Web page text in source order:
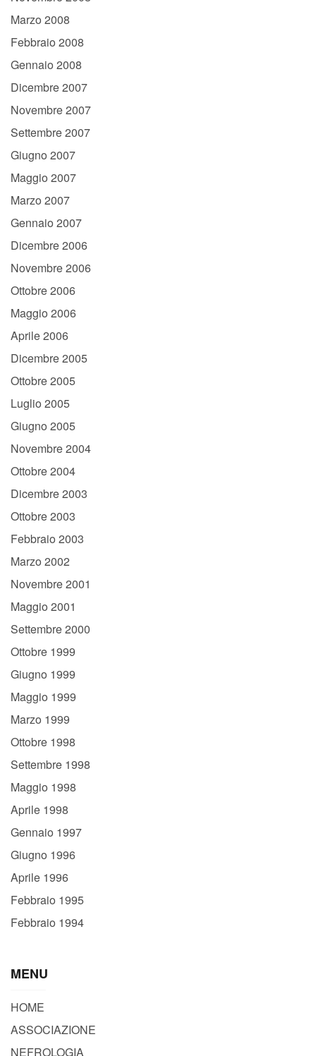
Marzo 2008
Febbraio 2008
Gennaio 2008
Dicembre 2007
Novembre 2007
Settembre 2007
Giugno 2007
Maggio 2007
Marzo 2007
Gennaio 2007
Dicembre 2006
Novembre 2006
Ottobre 2006
Maggio 2006
Aprile 2006
Dicembre 2005
Ottobre 2005
Luglio 2005
Giugno 2005
Novembre 2004
Ottobre 2004
Dicembre 2003
Ottobre 2003
Febbraio 2003
Marzo 2002
Novembre 2001
Maggio 2001
Settembre 2000
Ottobre 1999
Giugno 1999
Maggio 1999
Marzo 1999
Ottobre 1998
Settembre 1998
Maggio 1998
Aprile 1998
Gennaio 1997
Giugno 1996
Aprile 1996
Febbraio 1995
Febbraio 1994
MENU
HOME
ASSOCIAZIONE
NEFROLOGIA